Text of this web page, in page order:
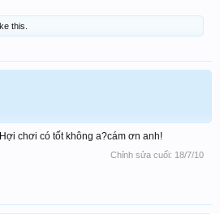
this.
chơi có tốt không a?cám ơn anh!
Chỉnh sửa cuối: 18/7/10